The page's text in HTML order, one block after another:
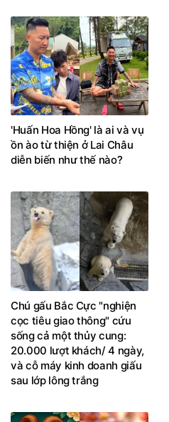
'Huấn Hoa Hồng' là ai và vụ
ồn ào từ thiện ở Lai Châu
diễn biến như thế nào?
Chú gấu Bắc Cực "nghiện
cọc tiêu giao thông" cứu
sống cả một thủy cung:
20.000 lượt khách/ 4 ngày,
và cỗ máy kinh doanh giấu
sau lớp lông trắng